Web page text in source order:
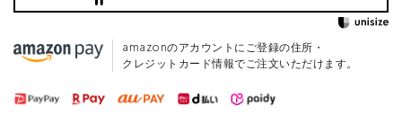
amazonのアカウントにご登録の住所・
クレジットカード情報でご注文いただけます。